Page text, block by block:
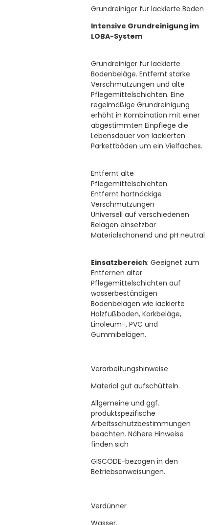
Grundreiniger für lackierte Böden
Intensive Grundreinigung im
LOBA-System
Grundreiniger für lackierte
Bodenbeläge. Entfernt starke
Verschmutzungen und alte
Pflegemittelschichten. Eine
regelmäßige Grundreinigung
erhöht in Kombination mit einer
abgestimmten Einpflege die
Lebensdauer von lackierten
Parkettböden um ein Vielfaches.
Entfernt alte
Pflegemittelschichten
Entfernt hartnäckige
Verschmutzungen
Universell auf verschiedenen
Belägen einsetzbar
Materialschonend und pH neutral
Einsatzbereich: Geeignet zum
Entfernen alter
Pflegemittelschichten auf
wasserbeständigen
Bodenbelägen wie lackierte
Holzfußböden, Korkbeläge,
Linoleum-, PVC und
Gummibelägen.
Verarbeitungshinweise
Material gut aufschütteln.
Allgemeine und ggf.
produktspezifische
Arbeitsschutzbestimmungen
beachten. Nähere Hinweise
finden sich
GISCODE-bezogen in den
Betriebsanweisungen.
Verdünner